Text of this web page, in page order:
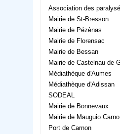
Association des
Mairie de St-Bresson
Mairie de Pézènas
Mairie de Florensac
Mairie de Bessan
Mairie de Castelnau de
Médiathèque d'Aumes
Médiathèque d'Adissan
SODEAL
Mairie de Bonnevaux
Mairie de Mauguio
Port de Carnon